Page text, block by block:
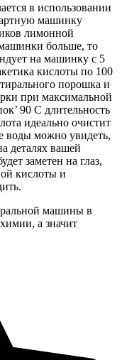
в использовании
машинку
лимонной
больше, то
на машинку с 5
кислоты по 100
порошка и
при максимальной
90 С длительность
идеально очистит
воды можно увидеть,
деталях вашей
заметен на глаз,
кислоты и
машины в
а значит